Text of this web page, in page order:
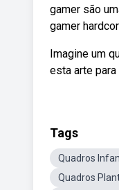
gamer são
gamer
Imagine um
esta arte
Tags
Quadros
Quadros